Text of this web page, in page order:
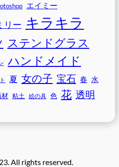
エイミー
リー キラキラ
ステンドグラス
ハンドメイド
夏 女の子 宝石 春 水
材 粘土 絵の具 色 花 透明
All rights reserved.